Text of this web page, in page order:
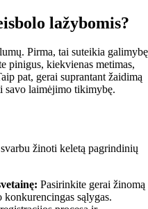
lažybomis?
Pirma, tai suteikia galimybę
pinigus, kiekvienas metimas,
pat, gerai suprantant žaidimą
savo laimėjimo tikimybę.
žinoti keletą pagrindinių
Pasirinkite gerai žinomą
sąlygas.